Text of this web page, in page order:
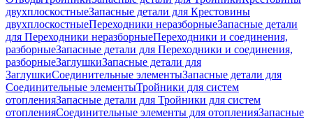
двухплоскостныеЗапасные детали для Крестовины
двухплоскостныеПереходники неразборныеЗапасные детали
для Переходники неразборныеПереходники и соединения,
разборныеЗапасные детали для Переходники и соединения,
разборныеЗаглушкиЗапасные детали для
ЗаглушкиСоединительные элементыЗапасные детали для
Соединительные элементыТройники для систем
отопленияЗапасные детали для Тройники для систем
отопленияСоединительные элементы для отопленияЗапасные